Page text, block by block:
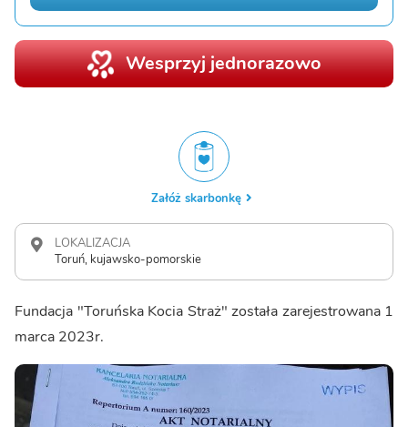
Wesprzyj jednorazowo
Załóż skarbonkę
LOKALIZACJA
Toruń, kujawsko-pomorskie
Fundacja "Toruńska Kocia Straż" została zarejestrowana 1
marca 2023r.